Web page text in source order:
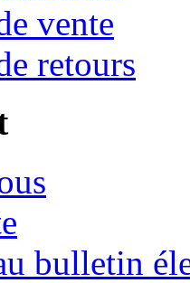
vente
retours
bulletin